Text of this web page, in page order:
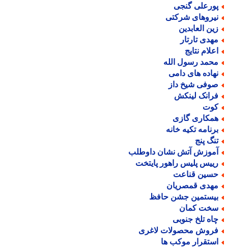
گنجی
شرکتی
العابدین
تارتار
نتایج
رسول الله
های دامی
شیخ داز
لینکش
گازی
تکیه خانه
پنج
آتش نشان داوطلب
پلیس راهور پایتخت
قناعت
قمصریان
جشن حافظ
کمان
تلخ جنوبی
محصولات لاغری
موکب ها